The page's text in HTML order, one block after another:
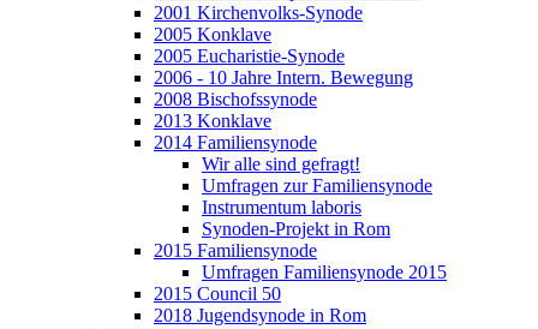
2001 Kirchenvolks-Synode
2005 Konklave
2005 Eucharistie-Synode
2006 - 10 Jahre Intern. Bewegung
2008 Bischofssynode
2013 Konklave
2014 Familiensynode
Wir alle sind gefragt!
Umfragen zur Familiensynode
Instrumentum laboris
Synoden-Projekt in Rom
2015 Familiensynode
Umfragen Familiensynode 2015
2015 Council 50
2018 Jugendsynode in Rom